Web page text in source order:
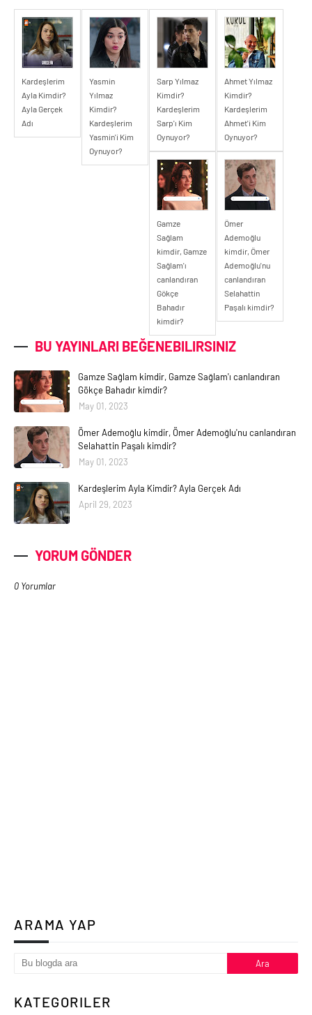
Kardeşlerim
Ayla Kimdir?
Ayla Gerçek
Adı
Yasmin
Yılmaz
Kimdir?
Kardeşlerim
Yasmin'i Kim
Oynuyor?
Sarp Yılmaz
Kimdir?
Kardeşlerim
Sarp'ı Kim
Oynuyor?
Ahmet Yılmaz
Kimdir?
Kardeşlerim
Ahmet'i Kim
Oynuyor?
Gamze
Sağlam
kimdir, Gamze
Sağlam'ı
canlandıran
Gökçe
Bahadır
kimdir?
Ömer
Ademoğlu
kimdir, Ömer
Ademoğlu'nu
canlandıran
Selahattin
Paşalı kimdir?
BU YAYINLARI BEĞENEBILIRSINIZ
Gamze Sağlam kimdir, Gamze Sağlam'ı canlandıran
Gökçe Bahadır kimdir?
May 01, 2023
Ömer Ademoğlu kimdir, Ömer Ademoğlu'nu canlandıran
Selahattin Paşalı kimdir?
May 01, 2023
Kardeşlerim Ayla Kimdir? Ayla Gerçek Adı
April 29, 2023
YORUM GÖNDER
0 Yorumlar
ARAMA YAP
KATEGORILER